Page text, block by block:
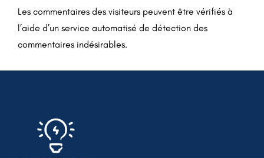
Les commentaires des visiteurs peuvent être vérifiés à
l’aide d’un service automatisé de détection des
commentaires indésirables.